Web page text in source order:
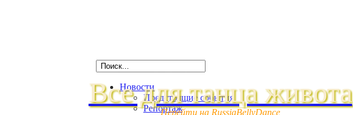
Все для танца живота
Перейти на RussiaBellyDance
Новости
Предстоящие события
Репортаж